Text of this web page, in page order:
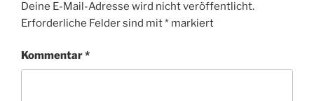
Deine E-Mail-Adresse wird nicht veröffentlicht.
Erforderliche Felder sind mit* markiert
Kommentar*